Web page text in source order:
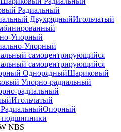
Радиальный
ДвухрядныйИгольчатый
Упорный
Упорный
самоцентрирующийся
самоцентрирующийся
ОднорядныйШариковый
Упорно-радиальный
радиальный
Игольчатый
Опорный
подшипники
NBS